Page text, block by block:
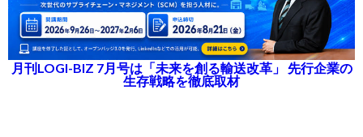
月刊LOGI-BIZ 7月号は「未来を創る輸送改革」 先行企業の
生存戦略を徹底取材